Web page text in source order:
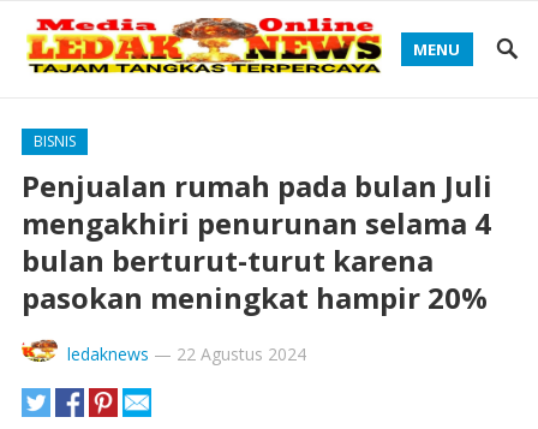
MENU
BISNIS
Penjualan rumah pada bulan Juli
mengakhiri penurunan selama 4
bulan berturut-turut karena
pasokan meningkat hampir 20%
ledaknews — 22 Agustus 2024